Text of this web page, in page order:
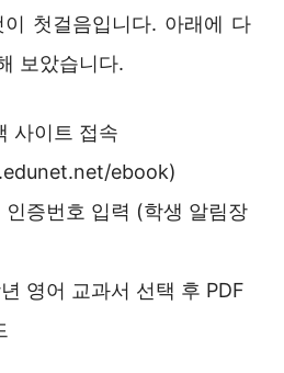
첫걸음입니다. 아래에 다
보았습니다.
사이트 접속
ebook)
인증번호 입력 (학생 알림장
영어 교과서 선택 후 PDF